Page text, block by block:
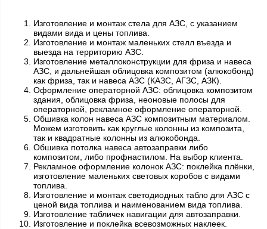
Изготовление и монтаж стела для АЗС, с указанием
видами вида и цены топлива.
Изготовление и монтаж маленьких стелл въезда и
выезда на территорию АЗС.
Изготовление металлоконструкции для фриза и навеса
АЗС, и дальнейшая облицовка композитом (алюкобонд)
как фриза, так и навеса АЗС (КАЗС, АГЗС, АЗК).
Оформление операторной АЗС: облицовка композитом
здания, облицовка фриза, неоновые полосы для
операторной, рекламное оформление операторной.
Обшивка колон навеса АЗС композитным материалом.
Можем изготовить как круглые колонны из композита,
так и квадратные колонны из алюкобонда.
Обшивка потолка навеса автозаправки либо
композитом, либо профнастилом. На выбор клиента.
Рекламное оформление колонок АЗС: поклейка плёнки,
изготовление маленьких световых коробов с видами
топлива.
Изготовление и монтаж светодиодных табло для АЗС с
ценой вида топлива и наименованием вида топлива.
Изготовление табличек навигации для автозаправки.
Изготовление и поклейка всевозможных наклеек.